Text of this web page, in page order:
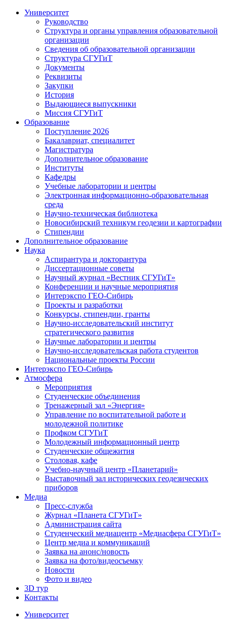
Университет
Руководство
Структура и органы управления образовательной
организации
Сведения об образовательной организации
Структура СГУГиТ
Документы
Реквизиты
Закупки
История
Выдающиеся выпускники
Миссия СГУГиТ
Образование
Поступление 2026
Бакалавриат, специалитет
Магистратура
Дополнительное образование
Институты
Кафедры
Учебные лаборатории и центры
Электронная информационно-образовательная
среда
Научно-техническая библиотека
Новосибирский техникум геодезии и картографии
Стипендии
Дополнительное образование
Наука
Аспирантура и докторантура
Диссертационные советы
Научный журнал «Вестник СГУГиТ»
Конференции и научные мероприятия
Интерэкспо ГЕО-Сибирь
Проекты и разработки
Конкурсы, стипендии, гранты
Научно-исследовательский институт
стратегического развития
Научные лаборатории и центры
Научно-исследовательская работа студентов
Национальные проекты России
Интерэкспо ГЕО-Сибирь
Атмосфера
Мероприятия
Студенческие объединения
Тренажерный зал «Энергия»
Управление по воспитательной работе и
молодежной политике
Профком СГУГиТ
Молодежный информационный центр
Студенческие общежития
Столовая, кафе
Учебно-научный центр «Планетарий»
Выставочный зал исторических геодезических
приборов
Медиа
Пресс-служба
Журнал «Планета СГУГиТ»
Администрация сайта
Студенческий медиацентр «Медиасфера СГУГиТ»
Центр медиа и коммуникаций
Заявка на анонс/новость
Заявка на фото/видеосъемку
Новости
Фото и видео
3D тур
Контакты
Университет